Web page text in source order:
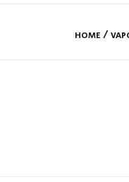
HOME /